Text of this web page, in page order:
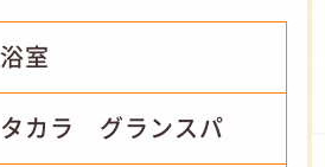
浴室
タカラ グランスパ